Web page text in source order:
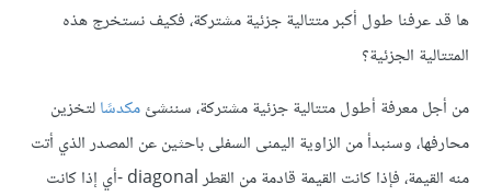
ها قد عرفنا طول أكبر متتالية جزئية مشتركة، فكيف نستخرج هذه
المتتالية الجزئية؟
من أجل معرفة أطول متتالية جزئية مشتركة، سننشئمكدسًالتخزين
محارفها، وسنبدأ من الزاوية اليمنى السفلى باحثين عن المصدر الذي أتت
منه القيمة، فإذا كانت القيمة قادمة من القطر diagonal -أي إذا كانت